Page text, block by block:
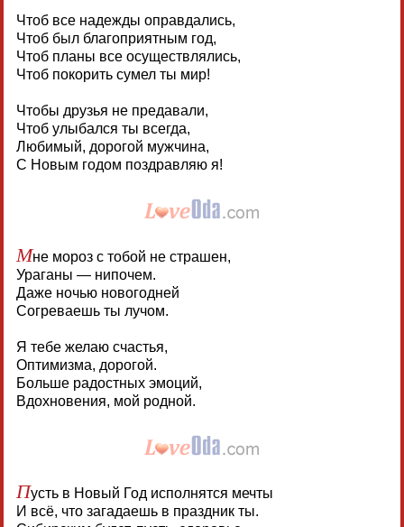
Чтоб все надежды оправдались,
Чтоб был благоприятным год,
Чтоб планы все осуществлялись,
Чтоб покорить сумел ты мир!
Чтобы друзья не предавали,
Чтоб улыбался ты всегда,
Любимый, дорогой мужчина,
С Новым годом поздравляю я!
Мне мороз с тобой не страшен,
Ураганы — нипочем.
Даже ночью новогодней
Согреваешь ты лучом.
Я тебе желаю счастья,
Оптимизма, дорогой.
Больше радостных эмоций,
Вдохновения, мой родной.
Пусть в Новый Год исполнятся мечты
И всё, что загадаешь в праздник ты.